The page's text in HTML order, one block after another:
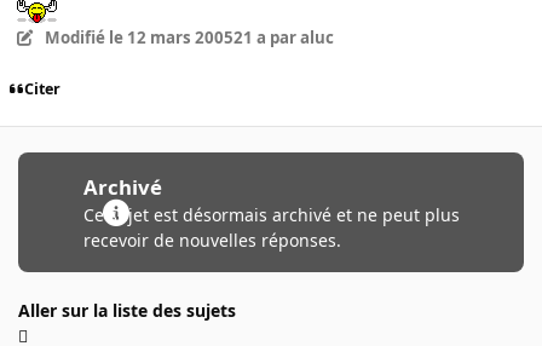
Modifié le 12 mars 200521 a par aluc
Citer
Archivé
Ce sujet est désormais archivé et ne peut plus
recevoir de nouvelles réponses.
Aller sur la liste des sujets